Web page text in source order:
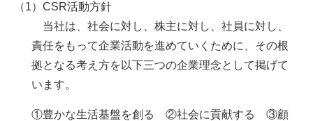
（1）CSR活動方針
当社は、社会に対し、株主に対し、社員に対し、
責任をもって企業活動を進めていくために、その根
拠となる考え方を以下三つの企業理念として掲げて
います。
①豊かな生活基盤を創る ②社会に貢献する ③顧